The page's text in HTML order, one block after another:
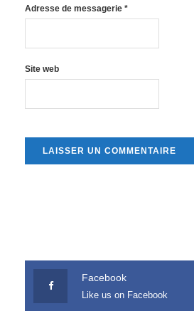
Adresse de messagerie *
Site web
Facebook
Like us on Facebook